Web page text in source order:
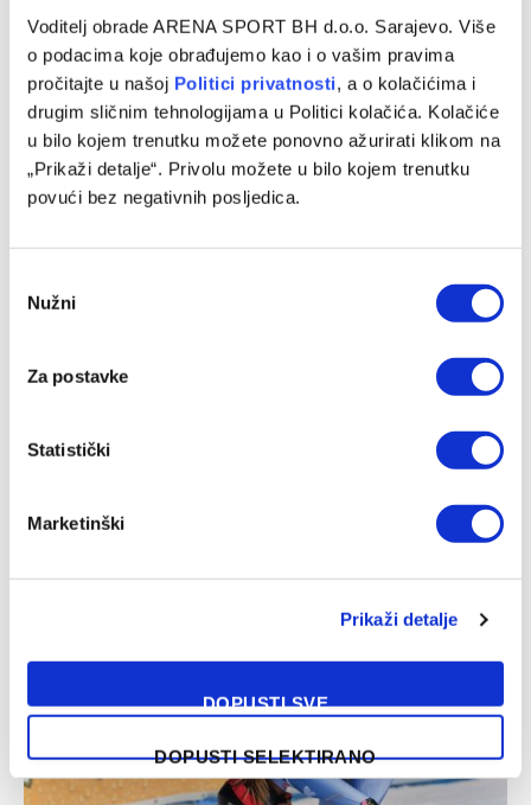
Voditelj obrade ARENA SPORT BH d.o.o. Sarajevo. Više
o podacima koje obrađujemo kao i o vašim pravima
pročitajte u našoj Politici privatnosti, a o kolačićima i
drugim sličnim tehnologijama u Politici kolačića. Kolačiće
u bilo kojem trenutku možete ponovno ažurirati klikom na
„Prikaži detalje“. Privolu možete u bilo kojem trenutku
povući bez negativnih posljedica.
Selection
Nužni
Za postavke
Statistički
Marketinški
Prikaži detalje
DOPUSTI SVE
DOPUSTI SELEKTIRANO
Avdić: Očekujem odlične rezultate na Evropskom
prvenstvu i Mediteranskim igrama
Džumhur opravdao ulogu favorita u Poljskoj